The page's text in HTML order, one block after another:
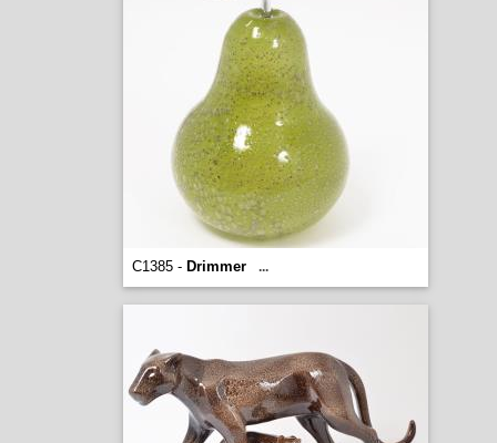
C1385 - Drimmer ...